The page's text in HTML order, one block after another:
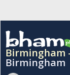
Birmingham
Birmingham